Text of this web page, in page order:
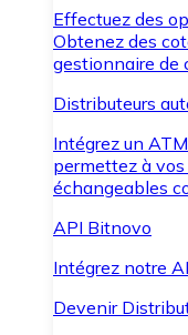
Effectuez des
Obtenez des
gestionnaire de
Distributeurs
Intégrez un
permettez à
échangeables
API Bitnovo
Intégrez notre
Devenir